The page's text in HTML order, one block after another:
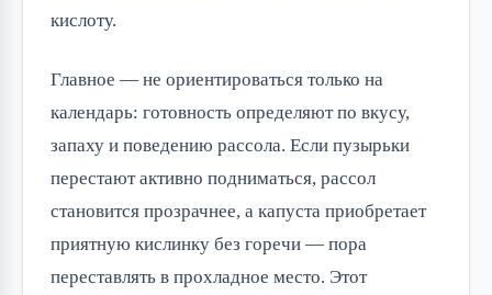
кислоту.
Главное — не ориентироваться только на
календарь: готовность определяют по вкусу,
запаху и поведению рассола. Если пузырьки
перестают активно подниматься, рассол
становится прозрачнее, а капуста приобретает
приятную кислинку без горечи — пора
переставлять в прохладное место. Этот